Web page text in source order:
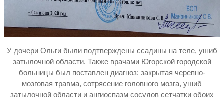
У дочери Ольги были подтверждены ссадины на теле, ушиб
затылочной области. Также врачами Югорской городской
больницы был поставлен диагноз: закрытая черепно-
мозговая травма, сотрясение головного мозга, ушиб
затылочной области и ангиоспазм сосудов сетчатки обоих